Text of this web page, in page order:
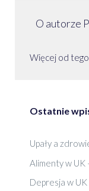
O autorze
Więcej od
Ostatnie
Upały a
Alimenty w UK
Depresja w